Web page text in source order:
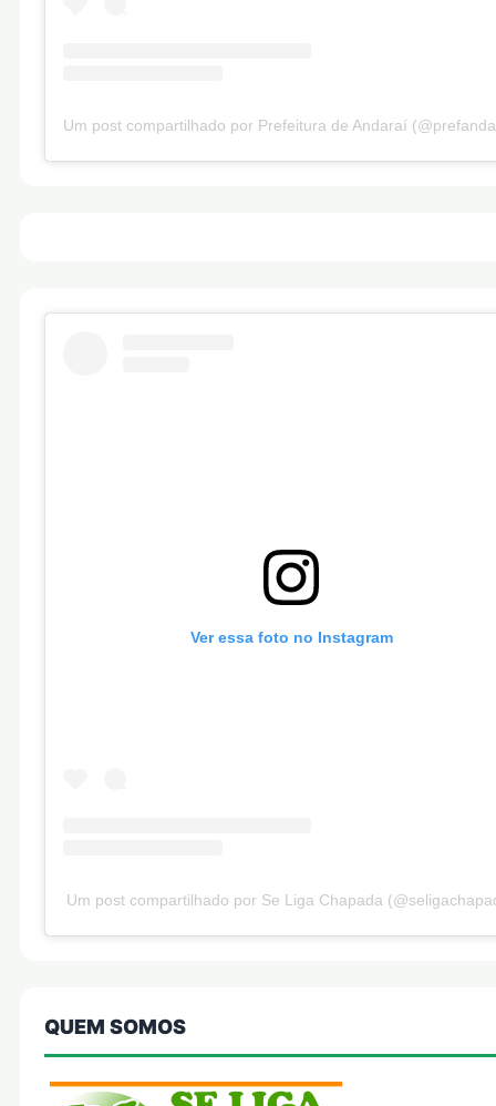
Um post compartilhado por Prefeitura de Andaraí
Ver essa foto no Instagram
Um post compartilhado por Se Liga Chapada
QUEM SOMOS